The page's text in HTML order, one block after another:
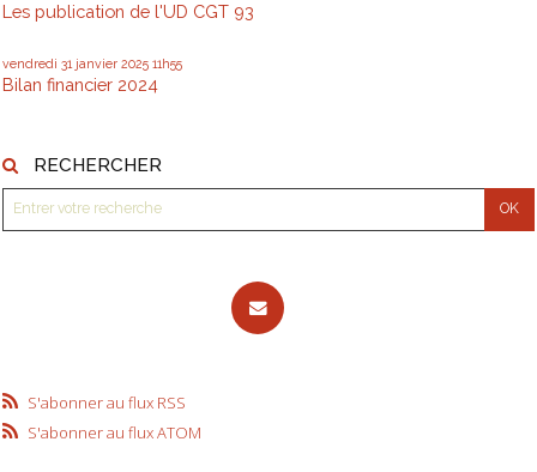
Les publication de l'UD CGT 93
vendredi 31 janvier 2025 11h55
Bilan financier 2024
RECHERCHER
S'abonner au flux RSS
S'abonner au flux ATOM